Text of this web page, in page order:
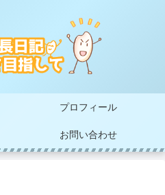
プロフィール
お問い合わせ